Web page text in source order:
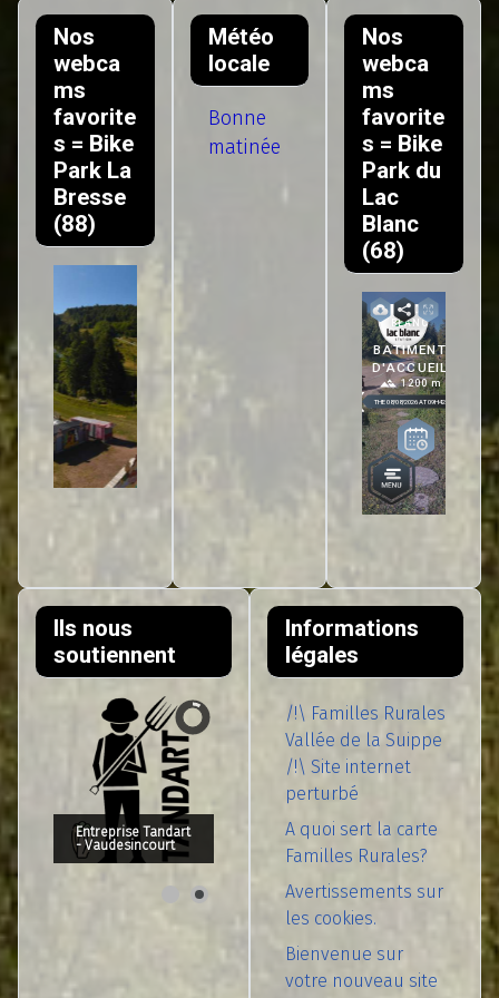
Nos
webca
ms
favorite
s = Bike
Park La
Bresse
(88)
Météo
locale
Bonne
matinée
Nos
webca
ms
favorite
s = Bike
Park du
Lac
Blanc
(68)
Ils nous
soutiennent
Entreprise Tandart
- Vaudesincourt
Informations
légales
/!\ Familles Rurales
Vallée de la Suippe
/!\ Site internet
perturbé
A quoi sert la carte
Familles Rurales?
Avertissements sur
les cookies.
Bienvenue sur
votre nouveau site